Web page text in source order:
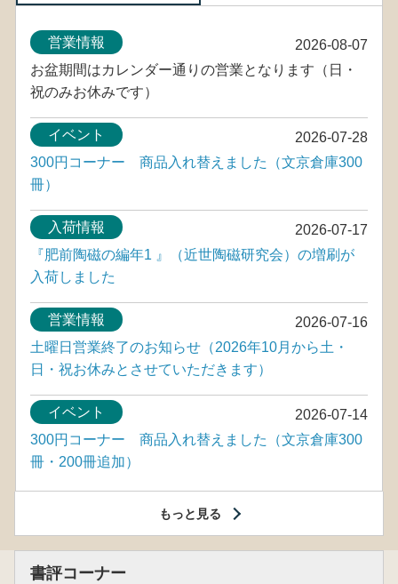
2026-08-07
営業情報
お盆期間はカレンダー通りの営業となります（日・
祝のみお休みです）
2026-07-28
イベント
300円コーナー 商品入れ替えました（文京倉庫300
冊）
2026-07-17
入荷情報
『肥前陶磁の編年1 』（近世陶磁研究会）の増刷が
入荷しました
2026-07-16
営業情報
土曜日営業終了のお知らせ（2026年10月から土・
日・祝お休みとさせていただきます）
2026-07-14
イベント
300円コーナー 商品入れ替えました（文京倉庫300
冊・200冊追加）
もっと見る
書評コーナー